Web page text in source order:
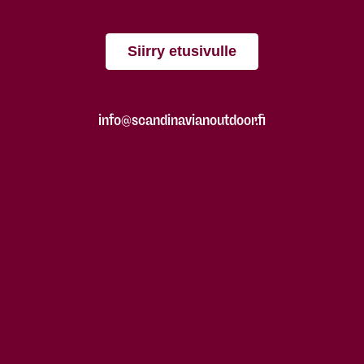
Siirry etusivulle
info@scandinavianoutdoor.fi